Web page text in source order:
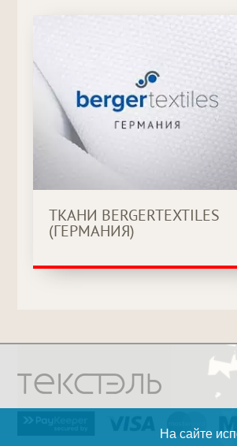
ТКАНИ BERGERTEXTILES
(ГЕРМАНИЯ)
На сайте